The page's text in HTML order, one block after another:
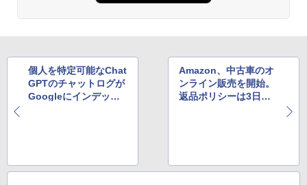
個人を特定可能なChat
GPTのチャットログが
Googleにインデック
Amazon、中古車のオ
ンライン販売を開始。
返品ポリシーは3日